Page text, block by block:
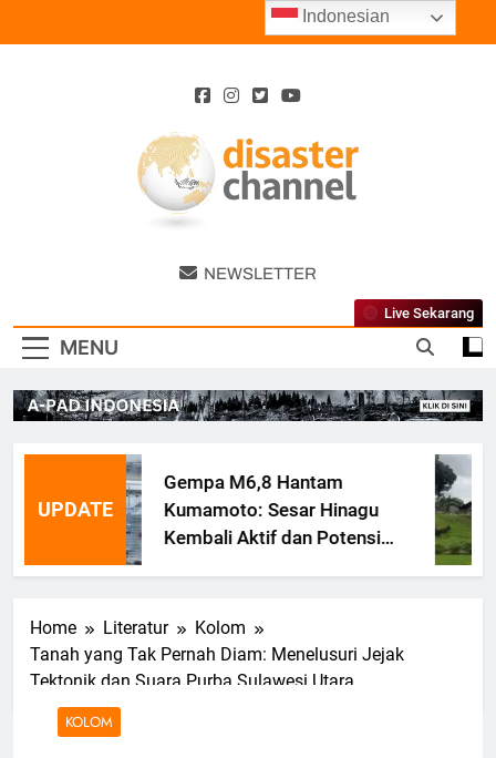
Disaster
Channel
NEWSLETTER
MENU
Live Sekarang
UPDATE
Gempa M6,8 Hantam
Kumamoto: Sesar Hinagu
Kembali Aktif dan Potensi
Gempa Susulan
Home Literatur
Kolom
Tanah yang Tak Pernah Diam: Menelusuri Jejak
Tektonik dan Suara Purba Sulawesi Utara
KOLOM
Indonesian